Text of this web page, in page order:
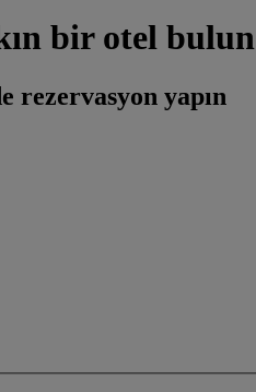
bir otel bulun
rezervasyon yapın